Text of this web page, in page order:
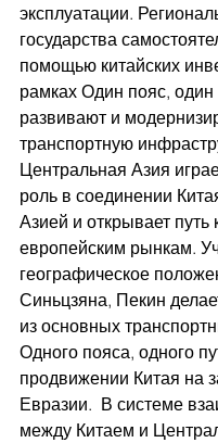
эксплуатации.
государства
помощью китайских
рамках Один пояс, один
развивают и
транспортную
Центральная Азия
роль в соединении
Азией и открывает путь
европейским рынкам.
географическое
Синьцзяна, Пекин
из основных
Одного пояса, одного
продвижении Китая на
Евразии.  В системе
между Китаем и